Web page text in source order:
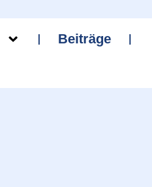
Beiträge